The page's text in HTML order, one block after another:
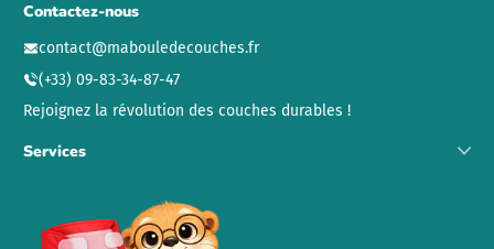
Contactez-nous
contact@mabouledecouches.fr
(+33) 09-83-34-87-47
Rejoignez la révolution des couches durables !
Services